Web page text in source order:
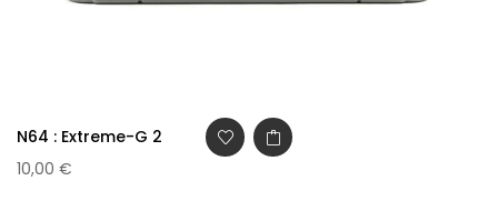
N64 : Extreme-G 2
10,00 €